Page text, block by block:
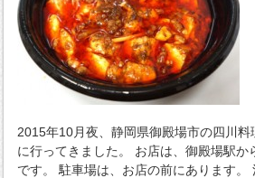
2015年10月夜、静岡県御殿場市の四川料
に行ってきました。 お店は、御殿場駅か
です。 駐車場は、お店の前にあります